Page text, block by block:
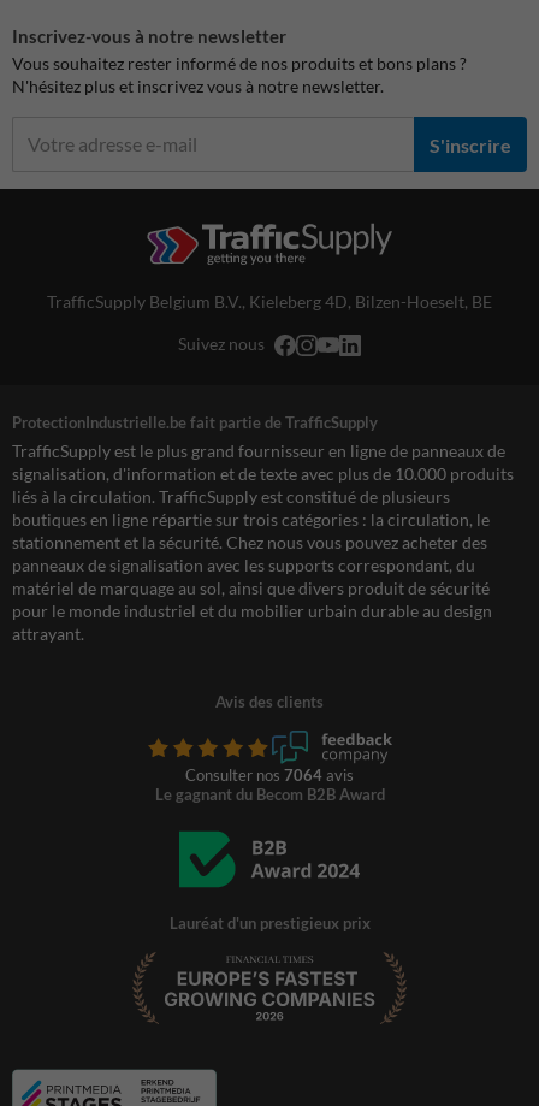
Inscrivez-vous à notre newsletter
Vous souhaitez rester informé de nos produits et bons plans ?
N'hésitez plus et inscrivez vous à notre newsletter.
S'inscrire
TrafficSupply Belgium B.V., Kieleberg 4D, Bilzen-Hoeselt, BE
Suivez nous
ProtectionIndustrielle.be fait partie de TrafficSupply
TrafficSupply est le plus grand fournisseur en ligne de panneaux de
signalisation, d'information et de texte avec plus de 10.000 produits
liés à la circulation. TrafficSupply est constitué de plusieurs
boutiques en ligne répartie sur trois catégories : la circulation, le
stationnement et la sécurité. Chez nous vous pouvez acheter des
panneaux de signalisation avec les supports correspondant, du
matériel de marquage au sol, ainsi que divers produit de sécurité
pour le monde industriel et du mobilier urbain durable au design
attrayant.
Avis des clients
Consulter nos 7064avis
Le gagnant du Becom B2B Award
Lauréat d'un prestigieux prix